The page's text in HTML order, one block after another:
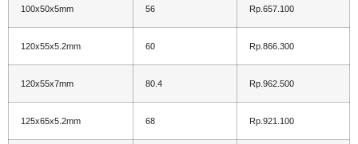
100x50x5mm 56 Rp.657.100
120x55x5.2mm 60 Rp.866.300
120x55x7mm 80.4 Rp.962.500
125x65x5.2mm 68 Rp.921.100